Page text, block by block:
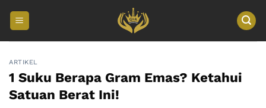
ARTIKEL
1 Suku Berapa Gram Emas? Ketahui
Satuan Berat Ini!